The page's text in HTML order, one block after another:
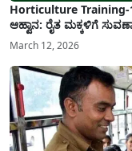
Horticulture
ಆಹ್ವಾನ: ರೈತ ಮಕ್ಕಳಿಗೆ
March 12, 2026